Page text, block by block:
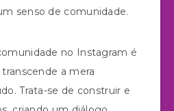
senso de comunidade.
no Instagram é
a mera
Trata-se de construir e